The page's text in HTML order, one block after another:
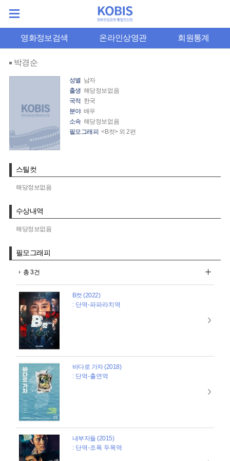
영화정보검색 온라인상영관 회원통계
박경순
성별 남자
출생 해당정보없음
국적 한국
분야 배우
소속 해당정보없음
필모그래피 <B컷> 외 2편
스틸컷
해당정보없음
수상내역
해당정보없음
필모그래피
총 3건
B컷 (2022)
: 단역-파파라치역
바다로 가자 (2018)
: 단역-출연역
내부자들 (2015)
: 단역-조폭 두목역